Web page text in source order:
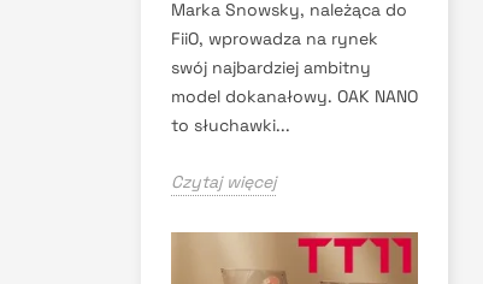
Marka Snowsky, należąca do
FiiO, wprowadza na rynek
swój najbardziej ambitny
model dokanałowy. OAK NANO
to słuchawki...
Czytaj więcej